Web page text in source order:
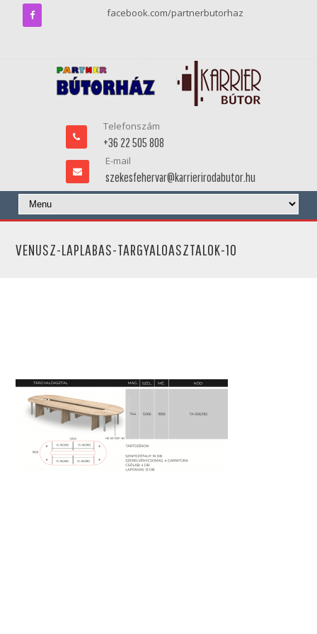
facebook.com/partnerbutorhaz
Telefonszám
+36 22 505 808
E-mail
szekesfehervar@karrierirodabutor.hu
VENUSZ-LAPLABAS-TARGYALOASZTALOK-10